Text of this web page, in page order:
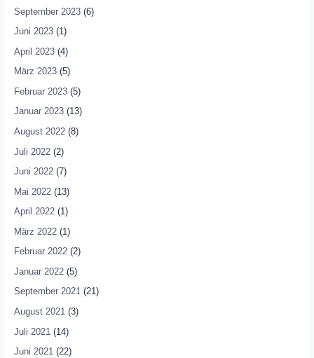
September 2023(6)
Juni 2023(1)
April 2023(4)
März 2023(5)
Februar 2023(5)
Januar 2023(13)
August 2022(8)
Juli 2022(2)
Juni 2022(7)
Mai 2022(13)
April 2022(1)
März 2022(1)
Februar 2022(2)
Januar 2022(5)
September 2021(21)
August 2021(3)
Juli 2021 (14)
Juni 2021(22)